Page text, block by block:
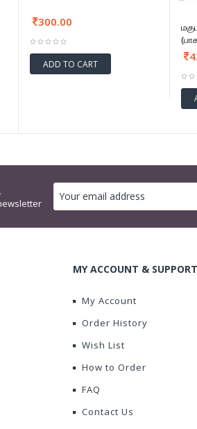
300.00
ADD TO CART
MY ACCOUNT & SUPPORT
My Account
Order History
Wish List
How to Order
FAQ
Contact Us